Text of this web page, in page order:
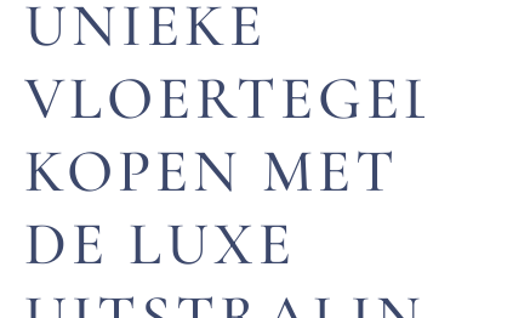
UNIEKE
VLOERTEGELS
KOPEN MET
DE LUXE